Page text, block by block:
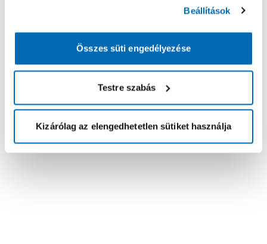
Beállítások
Összes süti engedélyezése
Testre szabás
Kizárólag az elengedhetetlen sütiket használja